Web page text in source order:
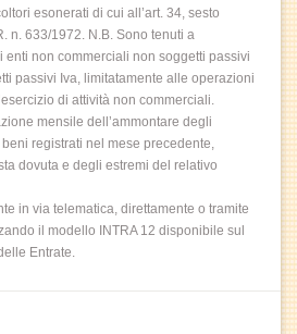
esonerati di cui all’art. 34, sesto
n. 633/1972. N.B. Sono tenuti a
enti non commerciali non soggetti passivi
passivi Iva, limitatamente alle operazioni
di attività non commerciali.
mensile dell’ammontare degli
registrati nel mese precedente,
dovuta e degli estremi del relativo
in via telematica, direttamente o tramite
il modello INTRA 12 disponibile sul
Entrate.